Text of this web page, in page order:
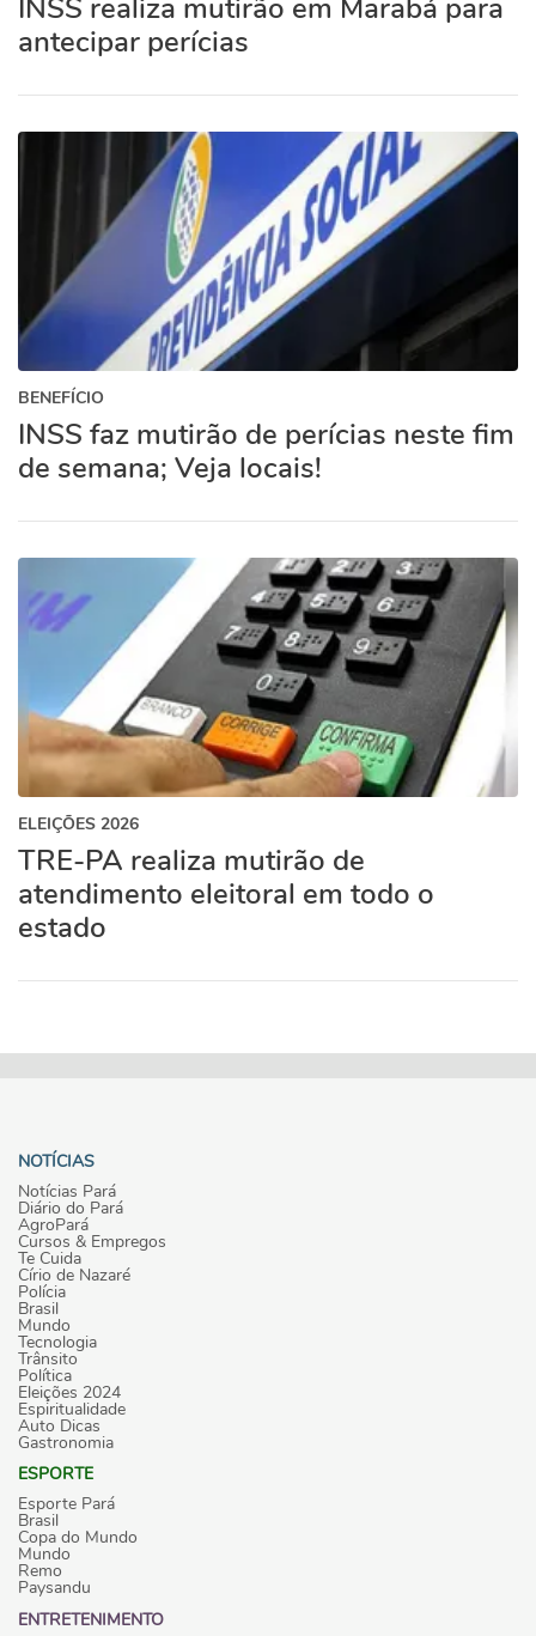
INSS realiza mutirão em Marabá para
antecipar perícias
BENEFÍCIO
INSS faz mutirão de perícias neste fim
de semana; Veja locais!
ELEIÇÕES 2026
TRE-PA realiza mutirão de
atendimento eleitoral em todo o
estado
NOTÍCIAS
Notícias Pará
Diário do Pará
AgroPará
Cursos & Empregos
Te Cuida
Círio de Nazaré
Polícia
Brasil
Mundo
Tecnologia
Trânsito
Política
Eleições 2024
Espiritualidade
Auto Dicas
Gastronomia
ESPORTE
Esporte Pará
Brasil
Copa do Mundo
Mundo
Remo
Paysandu
ENTRETENIMENTO